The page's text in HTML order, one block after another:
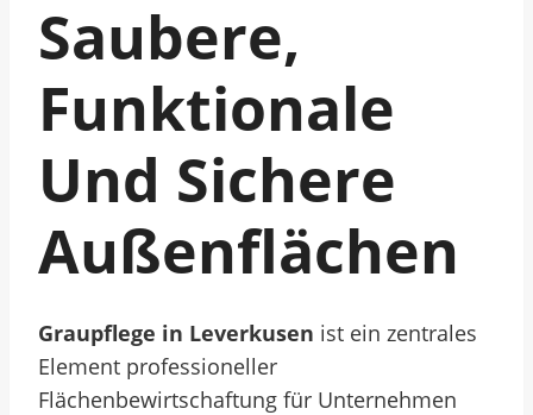
Saubere,
Funktionale
Und Sichere
Außenflächen
Graupflege in Leverkusen ist ein zentrales
Element professioneller
Flächenbewirtschaftung für Unternehmen